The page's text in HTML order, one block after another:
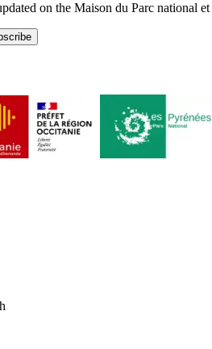
on the Maison du Parc national